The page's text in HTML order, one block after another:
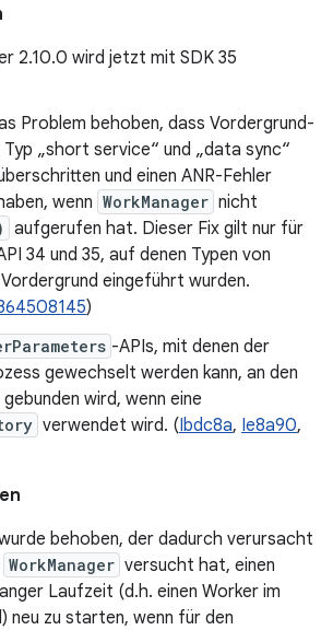
2.10.0 wird jetzt mit SDK 35
Problem behoben, dass Vordergrund-
„short service“ und „data sync“
und einen ANR-Fehler
wenn WorkManager nicht
aufgerufen hat. Dieser Fix gilt nur für
34 und 35, auf denen Typen von
eingeführt wurden.
)
-APIs, mit denen der
gewechselt werden kann, an den
gebunden wird, wenn eine
verwendet wird. (Ibdc8a, Ie8a90,
behoben, der dadurch verursacht
WorkManager versucht hat, einen
Laufzeit (d.h. einen Worker im
neu zu starten, wenn für den